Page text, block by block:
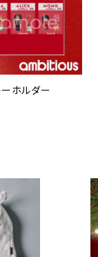
ホルダー